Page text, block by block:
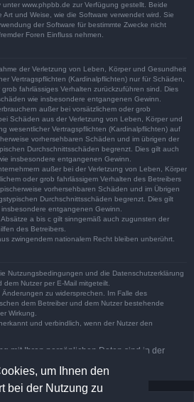
um Ihnen den
bei der Nutzung zu
www.phpbb.de zur Verfügung gestellt. Beide
und Weise, wie die Software verwendet wird. Sie
der Software für bestimmte Zwecke nicht
Foren Einfluss nehmen.
der Verletzung von Leben, Körper und Gesundheit
Vertragspflichten (Kardinalpflichten) nur für Schäden,
fahrlässiges Verhalten zurückzuführen sind. Dies
wie insbesondere entgangenen Gewinn.
außer bei vorsätzlichem oder grob
Schäden aus der Verletzung von Leben, Körper und
wesentlicher Vertragspflichten (Kardinalpflichten) auf
vorhersehbaren Schäden und im übrigen der
Durchschnittsschäden begrenzt. Dies gilt auch
insbesondere entgangenen Gewinn.
außer bei der Verletzung von Leben, Körper
oder grob fahrlässigem Verhalten des Betreibers
vorhersehbaren Schäden und im Übrigen
Durchschnittsschäden begrenzt. Dies gilt
entgangenen Gewinn.
a bis c gilt sinngemäß auch zugunsten der
des Betreibers.
zwingendem nationalem Recht bleiben unberührt.
Nutzungsbedingungen und die Datenschutzerklärung
Nutzer per E-Mail mitgeteilt.
zu widersprechen. Im Falle des
dem Betreiber und dem Nutzer bestehende
Wirkung.
und verbindlich, wenn der Nutzer den
mit Ihren persönlichen Daten sind in der